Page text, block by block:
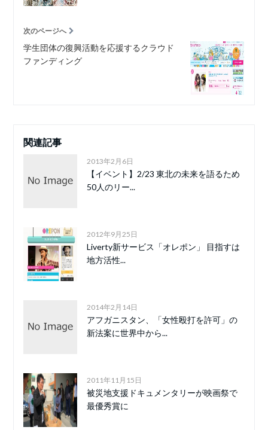
次のページへ
学生団体の復興活動を応援するクラウド
ファンディング
関連記事
2013年2月6日
【イベント】2/23 東北の未来を語るため
50人のリー...
2012年9月25日
Liverty新サービス「オレポン」 目指すは
地方活性...
2014年2月14日
アフガニスタン、「女性殴打を許可」の
新法案に世界中から...
2011年11月15日
被災地支援ドキュメンタリーが映画祭で
最優秀賞に